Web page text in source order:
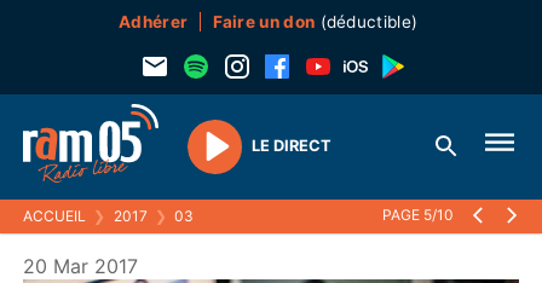
Adhérer Faire un don (déductible)
Play
LE DIRECT
ACCUEIL ❯ 2017 ❯ 03 PAGE 5/10
20 Mar 2017